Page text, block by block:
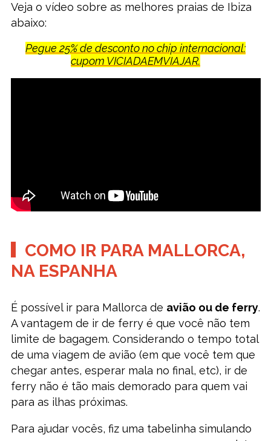
Veja o vídeo sobre as melhores praias de Ibiza
abaixo:
Pegue 25% de desconto no chip internacional:
cupom VICIADAEMVIAJAR.
COMO IR PARA MALLORCA,
NA ESPANHA
É possível ir para Mallorca de avião ou de ferry.
A vantagem de ir de ferry é que você não tem
limite de bagagem. Considerando o tempo total
de uma viagem de avião (em que você tem que
chegar antes, esperar mala no final, etc), ir de
ferry não é tão mais demorado para quem vai
para as ilhas próximas.
Para ajudar vocês, fiz uma tabelinha simulando